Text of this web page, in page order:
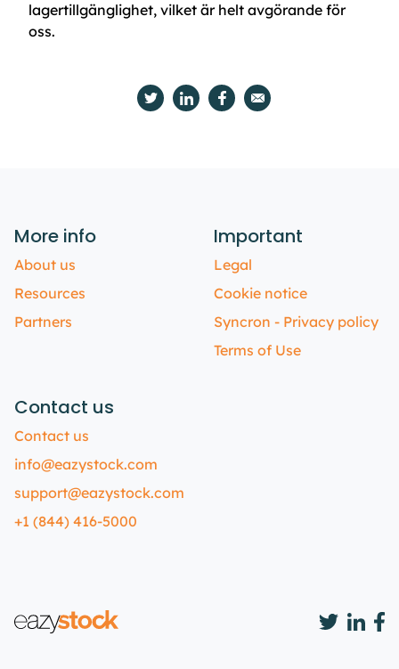
lagertillgänglighet, vilket är helt avgörande för
oss.
More info
About us
Resources
Partners
Important
Legal
Cookie notice
Syncron - Privacy policy
Terms of Use
Contact us
Contact us
info@eazystock.com
support@eazystock.com
+1 (844) 416-5000